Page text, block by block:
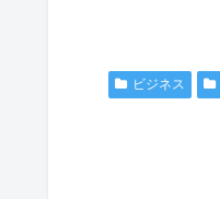
ビジネス